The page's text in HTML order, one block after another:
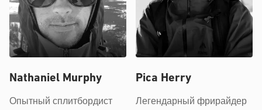
Nathaniel Murphy
Опытный сплитбордист
Pica Herry
Легендарный фрирайдер